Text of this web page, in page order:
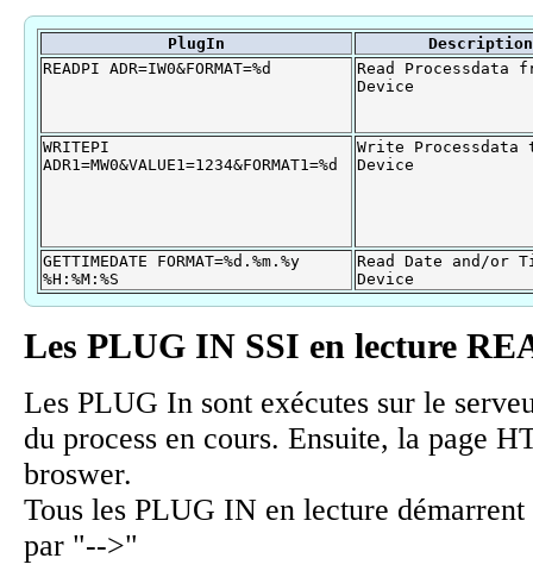
PlugIn
Description
READPI ADR=IW0&FORMAT=%d
Read Processdata
Device
WRITEPI
ADR1=MW0&VALUE1=1234&FORMAT1=%d
Write Processdata
Device
GETTIMEDATE FORMAT=%d.%m.%y
%H:%M:%S
Read Date and/or
Device
Les PLUG IN SSI en lecture
Les PLUG In sont exécutes sur le
du process en cours. Ensuite, la page
broswer.
Tous les PLUG IN en lecture
par "-->"